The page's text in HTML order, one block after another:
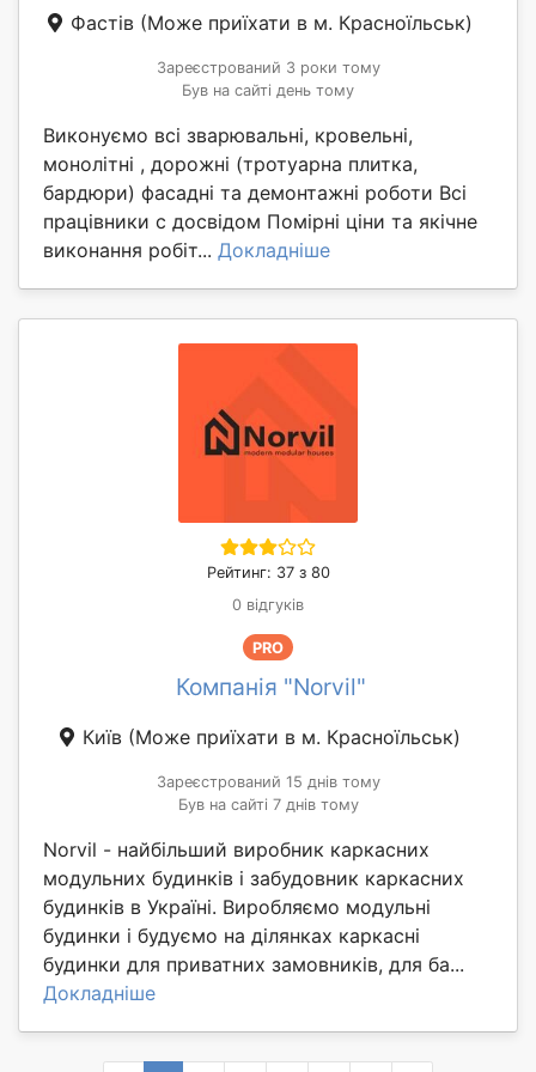
Фастів (Може приїхати в м. Красноїльськ)
Зареєстрований 3 роки тому
Був на сайті день тому
Виконуємо всі зварювальні, кровельні,
монолітні , дорожні (тротуарна плитка,
бардюри) фасадні та демонтажні роботи Всі
працівники с досвідом Помірні ціни та якічне
виконання робіт... Докладніше
Рейтинг: 37 з 80
0 відгуків
PRO
Компанія "Norvil"
Київ (Може приїхати в м. Красноїльськ)
Зареєстрований 15 днів тому
Був на сайті 7 днів тому
Norvil - найбільший виробник каркасних
модульних будинків і забудовник каркасних
будинків в Україні. Виробляємо модульні
будинки і будуємо на ділянках каркасні
будинки для приватних замовників, для ба...
Докладніше